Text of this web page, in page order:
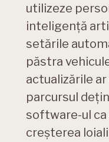
utilizeze
inteligență
setările
păstra
actualizările
parcursul
software-ul
creșterea